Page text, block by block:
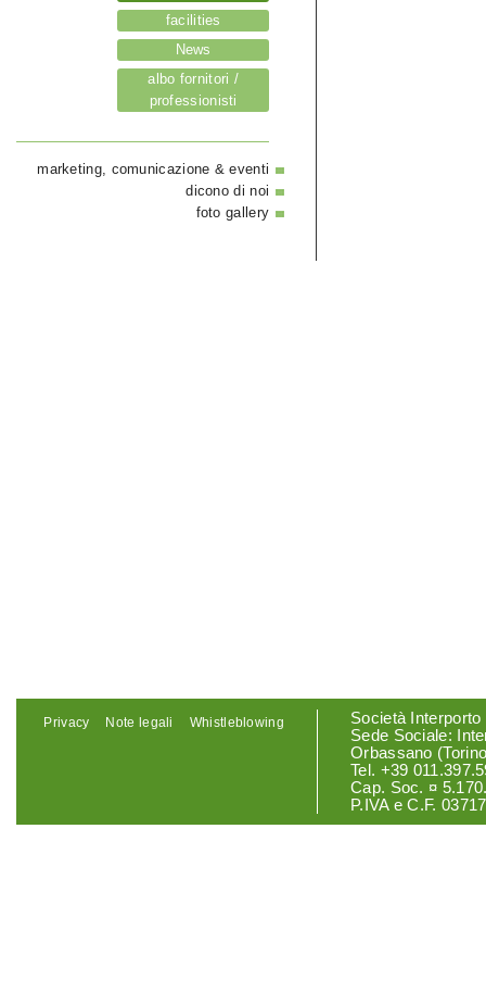
facilities
News
albo fornitori /
professionisti
marketing, comunicazione & eventi
dicono di noi
foto gallery
Whistleblowing
Note legali
Privacy
Società Interporto
Sede Sociale:
Orbassano
Tel. +39
Cap. Soc. ¤
P.IVA e C.F.